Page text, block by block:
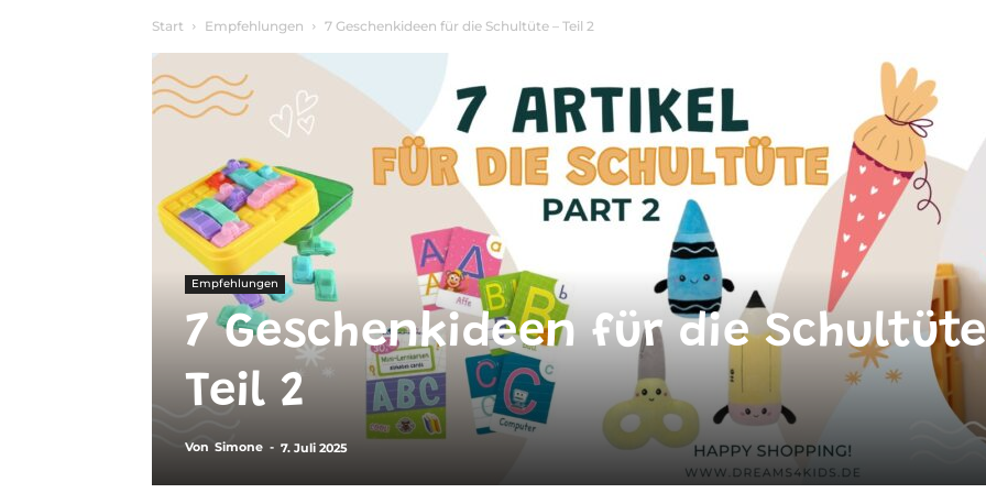
Start Empfehlungen 7 Geschenkideen für die Schultüte – Teil 2
Empfehlungen
7 Geschenkideen für die
Teil 2
Von Simone - 7. Juli 2025